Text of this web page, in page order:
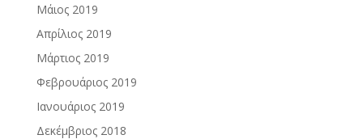
Μάιος 2019
Απρίλιος 2019
Μάρτιος 2019
Φεβρουάριος 2019
Ιανουάριος 2019
Δεκέμβριος 2018